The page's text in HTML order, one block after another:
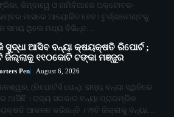
ଜିମ୍ବାୱେ ଓ ନାମିବିଆରେ ଅକ୍ଟୋବର-
ମାସରେ ଆୟୋଜିତ ହେବ। ଟୁର୍ଣ୍ଣାମେଣ୍ଟକୁ
ସମୟ ଥିଲେ ମଧ୍ୟ ବିଭିନ୍ନ…
ସୁଦ୍ଧା ଆସିବ ବନ୍ୟା କ୍ଷୟକ୍ଷତି ରିପୋର୍ଟ ;
ଜିଲ୍ଲାକୁ ୧୧୦କୋଟି ଟଙ୍କା ମଞ୍ଜୁର
Pen August 6, 2026
(ରିପୋର୍ଟର୍ସ ପେନ୍‌): ରାଜ୍ୟ ବନ୍ୟା ସ୍ଥିତିରେ
ଆସିଛି । ରାଜ୍ୟ ସରକାର ବନ୍ୟା ପ୍ରାରମ୍ଭିକ
ଆକଳନ କରିଛନ୍ତି । ୨୨ଟି ଜିଲ୍ଲାକୁ ବନ୍ୟା…